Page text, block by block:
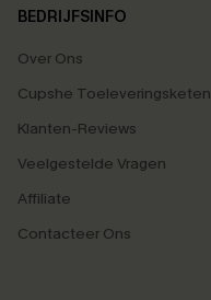
BEDRIJFSINFO
Over Ons
Cupshe Toeleveringsketen
Klanten-Reviews
Veelgestelde Vragen
Affiliate
Contacteer Ons